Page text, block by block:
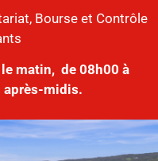
Bourse et Contrôle
matin, de 08h00 à
après-midis.